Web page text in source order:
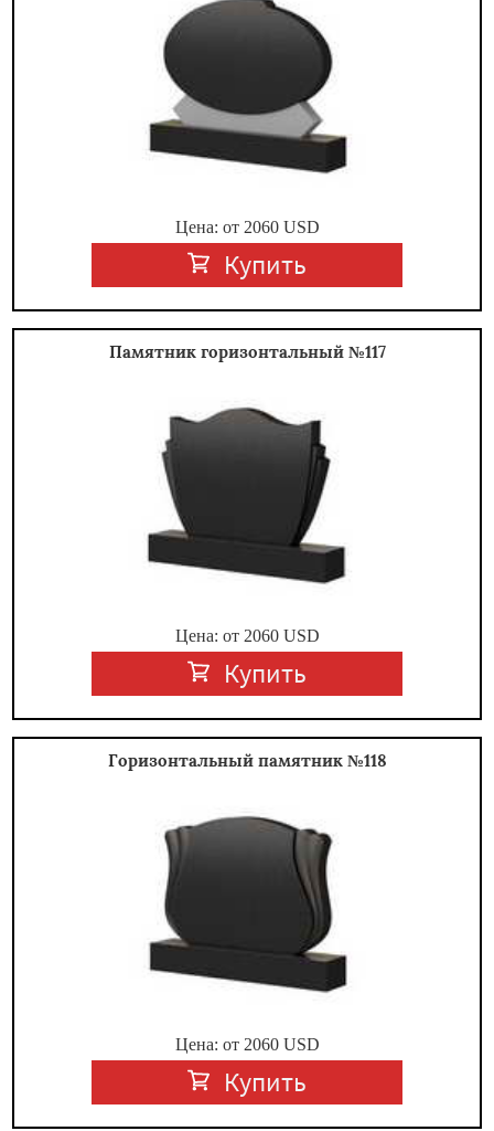
Цена: от 2060USD
Купить
Памятник горизонтальный №117
Цена: от 2060USD
Купить
Горизонтальный памятник №118
Цена: от 2060USD
Купить